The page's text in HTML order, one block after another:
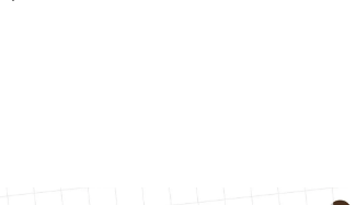
всі 100